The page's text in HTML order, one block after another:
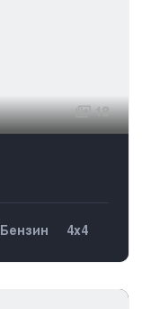
18
Бензин
4х4